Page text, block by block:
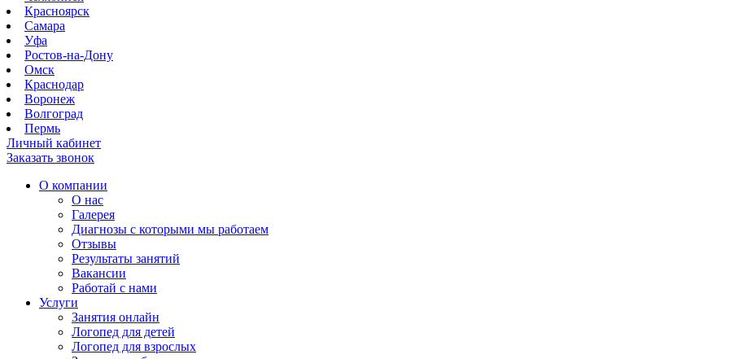
Красноярск
Самара
Уфа
Ростов-на-Дону
Омск
Краснодар
Воронеж
Волгоград
Пермь
Личный кабинет
Заказать звонок
О компании
О нас
Галерея
Диагнозы с которыми мы работаем
Отзывы
Результаты занятий
Вакансии
Работай с нами
Услуги
Занятия онлайн
Логопед для детей
Логопед для взрослых